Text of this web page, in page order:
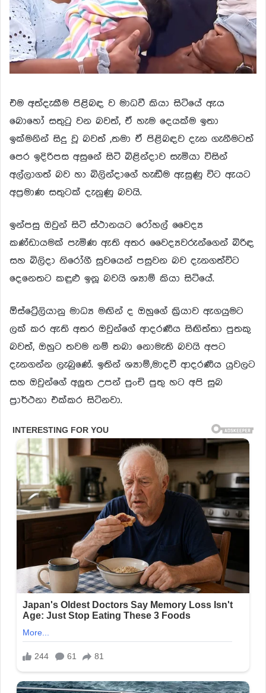
එම අත්දැකීම පිළිබඳ ව මාධවී කියා සිටියේ ඇය
බොහෝ සතුටු වන බවත්, ඒ හැම දෙයක්ම ඉතා
ඉක්මනින් සිදු වූ බවත් ,තමා ඒ පිළිබඳව දැන ගැනීමටත්
පෙර ඉදිරිපස අසුනේ සිටි බිළින්දාව සැමියා විසින්
අල්ලාගත් බව හා බිලින්දාගේ හැඬීම ඇසුණු විට ඇයට
අප්‍රමාණ සතුටක් දැනුණු බවයි.
ඉන්පසු ඔවුන් සිටි ස්ථානයට රෝහල් වෛද්‍ය
කණ්ඩායමක් පැමිණ ඇති අතර වෛද්‍යවරුන්ගෙන් බිරිඳ
සහ බිලිදා නිරෝගී සුවයෙන් පසුවන බව දැනගත්විට
දෙනෙතට කඳුළු ඉනූ බවයි ශ්‍යාම් කියා සිටියේ.
ඕස්ට්‍රේලියානු මාධ්‍ය මඟින් ද ඔහුගේ ක්‍රියාව ඇගයුමට
ලක් කර ඇති අතර ඔවුන්ගේ ආදරණීය සිඟිත්තා පුතකු
බවත්, ඔහුට තවම නම් තබා නොමැති බවයි අපට
දැනගන්න ලැබුණේ. ඉතින් ශ්‍යාම්,මාදවී ආදරණීය යුවලට
සහ ඔවුන්ගේ අලුත උපන් පුංචි පුතු හට අපි සුබ
ප්‍රාර්ථනා එක්කර සිටිනවා.